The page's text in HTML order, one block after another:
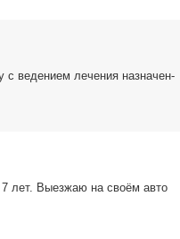
с ве­де­ни­ем ле­че­ния на­зна­чен­
лет. Вы­ез­жаю на сво­ём ав­то